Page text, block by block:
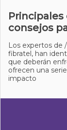
Principales
consejos
Los expertos de
fibratel, han
que deberán
ofrecen una
impacto